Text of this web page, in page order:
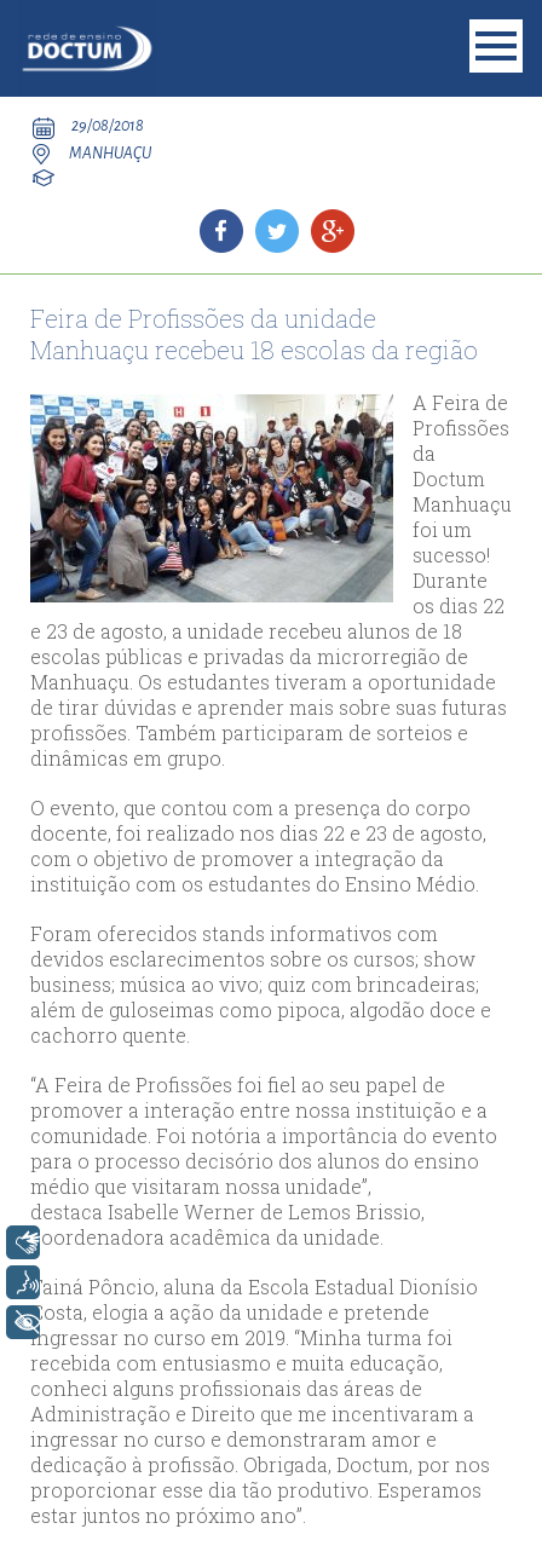
29/08/2018
MANHUAÇU
Feira de Profissões da unidade
Manhuaçu recebeu 18 escolas da região
A Feira de
Profissões
da
Doctum
Manhuaçu
foi um
sucesso!
Durante
os dias 22
e 23 de agosto, a unidade recebeu alunos de 18
escolas públicas e privadas da microrregião de
Manhuaçu. Os estudantes tiveram a oportunidade
de tirar dúvidas e aprender mais sobre suas futuras
profissões. Também participaram de sorteios e
dinâmicas em grupo.
O evento, que contou com a presença do corpo
docente, foi realizado nos dias 22 e 23 de agosto,
com o objetivo de promover a integração da
instituição com os estudantes do Ensino Médio.
Foram oferecidos stands informativos com
devidos esclarecimentos sobre os cursos; show
business; música ao vivo; quiz com brincadeiras;
além de guloseimas como pipoca, algodão doce e
cachorro quente.
“A Feira de Profissões foi fiel ao seu papel de
promover a interação entre nossa instituição e a
comunidade. Foi notória a importância do evento
para o processo decisório dos alunos do ensino
médio que visitaram nossa unidade”,
destaca Isabelle Werner de Lemos Brissio,
coordenadora acadêmica da unidade.
Tainá Pôncio, aluna da Escola Estadual Dionísio
Costa, elogia a ação da unidade e pretende
ingressar no curso em 2019. “Minha turma foi
recebida com entusiasmo e muita educação,
conheci alguns profissionais das áreas de
Administração e Direito que me incentivaram a
ingressar no curso e demonstraram amor e
dedicação à profissão. Obrigada, Doctum, por nos
proporcionar esse dia tão produtivo. Esperamos
estar juntos no próximo ano”.
Libras
Voz
+ Acessibilidade